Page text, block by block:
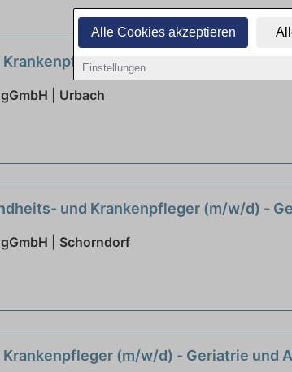
Alle Cookies akzeptieren
Einstellungen(m/w/d) - Geriatrie und
| Urbach
und Krankenpfleger (m/w/d) -
| Schorndorf
(m/w/d) - Geriatrie und